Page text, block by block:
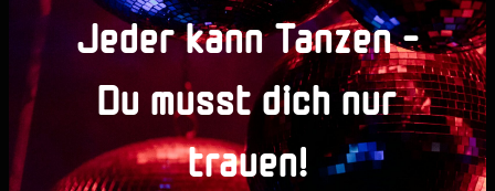
Jeder kann Tanzen –
Du musst dich nur
trauen!